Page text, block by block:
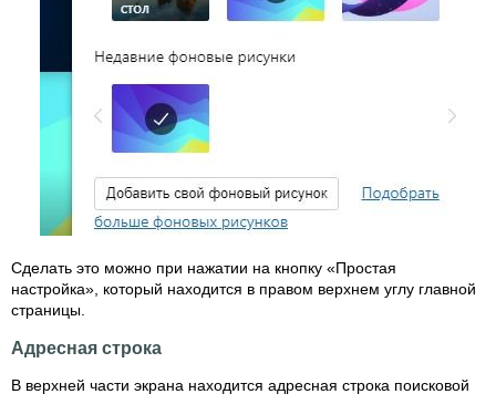
Сделать это можно при нажатии на кнопку «Простая
настройка», который находится в правом верхнем углу главной
страницы.
Адресная строка
В верхней части экрана находится адресная строка поисковой